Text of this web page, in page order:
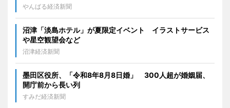
やんばる経済新聞
沼津「淡島ホテル」が夏限定イベント イラストサービス
や星空観望会など
沼津経済新聞
墨田区役所、「令和8年8月8日婚」 300人超が婚姻届、
開庁前から長い列
すみだ経済新聞